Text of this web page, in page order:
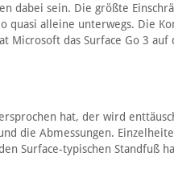
dabei sein. Die größte
alleine unterwegs. Die
Microsoft das Surface Go 3
hat, der wird
die Abmessungen.
Surface-typischen Standfuß